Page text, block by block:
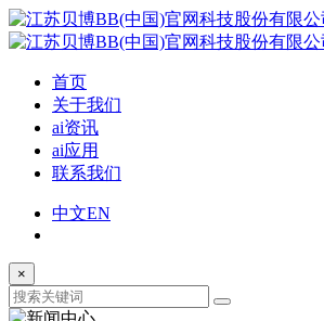
首页
关于我们
ai资讯
ai应用
联系我们
中文EN
×